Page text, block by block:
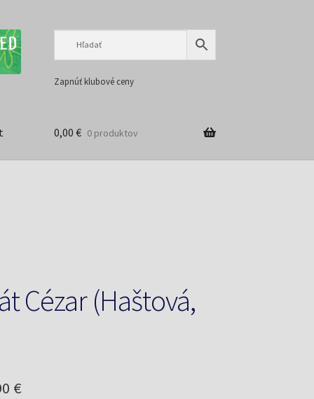
Zapnúť klubové ceny
0,00 € 0 produktov
Cézar (Haštová,
€Aktuálna